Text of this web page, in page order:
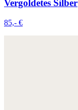
Vergoldetes Silber
85,- €